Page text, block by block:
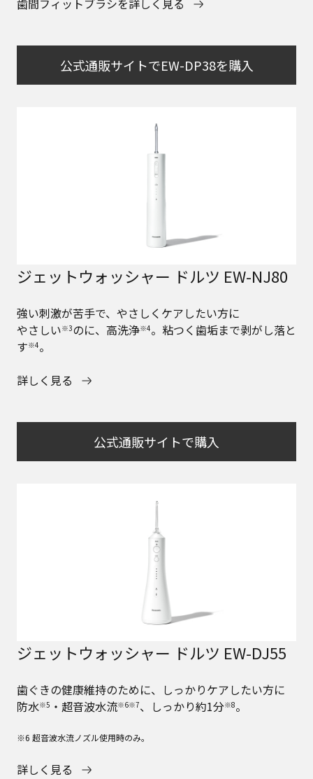
歯間フィットブラシを詳しく見る
公式通販サイトでEW-DP38を購入
ジェットウォッシャー ドルツ EW-NJ80
強い刺激が苦手で、やさしくケアしたい方に
やさしい※3のに、高洗浄※4。粘つく歯垢まで剥がし落と
す※4。
詳しく見る
公式通販サイトで購入
ジェットウォッシャー ドルツ EW-DJ55
歯ぐきの健康維持のために、しっかりケアしたい方に
防水※5 ・超音波水流※6※7、しっかり約1分※8。
※6 超音波水流ノズル使用時のみ。
詳しく見る